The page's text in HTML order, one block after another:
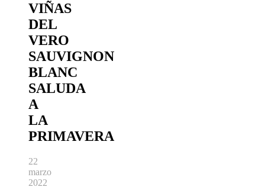
VIÑAS
DEL
VERO
SAUVIGNON
BLANC
SALUDA
A
LA
PRIMAVERA
22
marzo
2022